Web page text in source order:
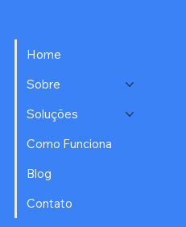
Home
Sobre
Soluções
Como Funciona
Blog
Contato